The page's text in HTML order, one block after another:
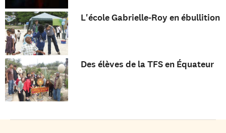
L'école Gabrielle-Roy en ébullition
Des élèves de la TFS en Équateur